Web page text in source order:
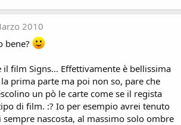
2010
bene?
il film Signs... Effettivamente è bellissima
prima parte ma poi non so, pare che
un pò le carte come se il regista
di film. :? Io per esempio avrei tenuto
nascosta, al massimo solo ombre